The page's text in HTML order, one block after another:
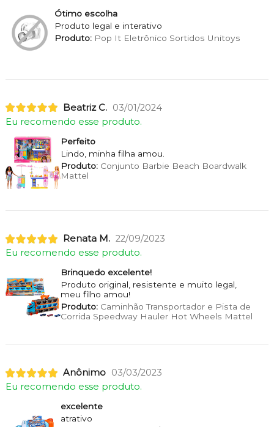
Ótimo escolha
Produto legal e interativo
Produto:Pop It Eletrônico Sortidos Unitoys
Beatriz C. 03/01/2024
Eu recomendo esse produto.
Perfeito
Lindo, minha filha amou.
Produto:Conjunto Barbie Beach Boardwalk
Mattel
Renata M. 22/09/2023
Eu recomendo esse produto.
Brinquedo excelente!
Produto original, resistente e muito legal,
meu filho amou!
Produto:Caminhão Transportador e Pista de
Corrida Speedway Hauler Hot Wheels Mattel
Anônimo 03/03/2023
Eu recomendo esse produto.
excelente
atrativo